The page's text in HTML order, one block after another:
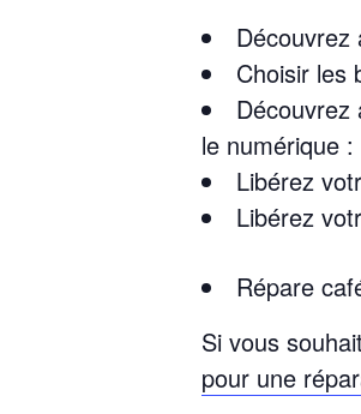
Découvrez
Choisir les
Découvrez
le numérique :
Libérez
Libérez
Répare
Si vous
pour une